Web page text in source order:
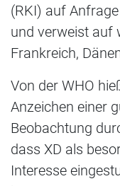
(RKI) auf
und verweist auf
Frankreich,
Von der WHO
Anzeichen einer
Beobachtung
dass XD als
Interesse